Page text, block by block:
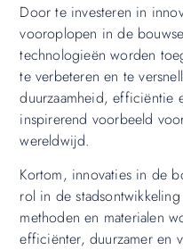
Door te investeren in
vooroplopen in de
technologieën worden
te verbeteren en te
duurzaamheid, efficiëntie
inspirerend voorbeeld
wereldwijd.
Kortom, innovaties in de
rol in de
methoden en materialen
efficiënter, duurzamer en